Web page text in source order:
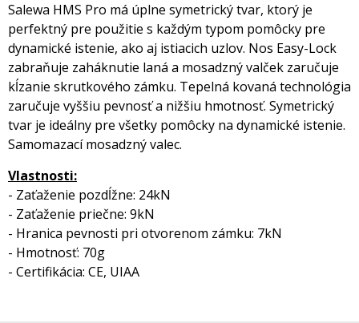
Salewa HMS Pro má úplne symetrický tvar, ktorý je
perfektný pre použitie s každým typom pomôcky pre
dynamické istenie, ako aj istiacich uzlov. Nos Easy-Lock
zabraňuje zaháknutie laná a mosadzný valček zaručuje
kĺzanie skrutkového zámku. Tepelná kovaná technológia
zaručuje vyššiu pevnosť a nižšiu hmotnosť. Symetrický
tvar je ideálny pre všetky pomôcky na dynamické istenie.
Samomazací mosadzný valec.
Vlastnosti:
- Zaťaženie pozdĺžne: 24kN
- Zaťaženie priečne: 9kN
- Hranica pevnosti pri otvorenom zámku: 7kN
- Hmotnosť: 70g
- Certifikácia: CE, UIAA